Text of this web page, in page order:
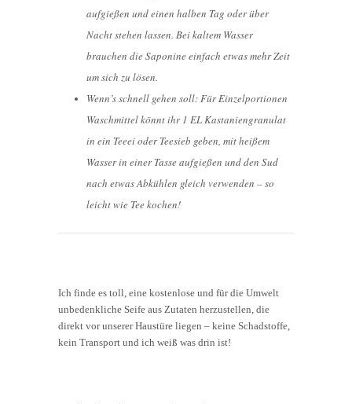
aufgießen und einen halben Tag oder über
Nacht stehen lassen. Bei kaltem Wasser
brauchen die Saponine einfach etwas mehr Zeit
um sich zu lösen.
Wenn’s schnell gehen soll: Für Einzelportionen
Waschmittel könnt ihr 1 EL Kastaniengranulat
in ein Teeei oder Teesieb geben, mit heißem
Wasser in einer Tasse aufgießen und den Sud
nach etwas Abkühlen gleich verwenden – so
leicht wie Tee kochen!
Ich finde es toll, eine kostenlose und für die Umwelt
unbedenkliche Seife aus Zutaten herzustellen, die
direkt vor unserer Haustüre liegen – keine Schadstoffe,
kein Transport und ich weiß was drin ist!